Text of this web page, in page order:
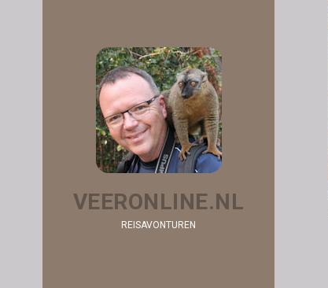
VEERONLINE.NL
REISAVONTUREN